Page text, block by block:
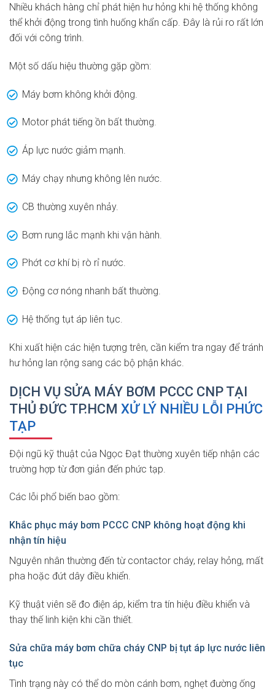
Nhiều khách hàng chỉ phát hiện hư hỏng khi hệ thống không
thể khởi động trong tình huống khẩn cấp. Đây là rủi ro rất lớn
đối với công trình.
Một số dấu hiệu thường gặp gồm:
Máy bơm không khởi động.
Motor phát tiếng ồn bất thường.
Áp lực nước giảm mạnh.
Máy chạy nhưng không lên nước.
CB thường xuyên nhảy.
Bơm rung lắc mạnh khi vận hành.
Phớt cơ khí bị rò rỉ nước.
Động cơ nóng nhanh bất thường.
Hệ thống tụt áp liên tục.
Khi xuất hiện các hiện tượng trên, cần kiểm tra ngay để tránh
hư hỏng lan rộng sang các bộ phận khác.
DỊCH VỤ SỬA MÁY BƠM PCCC CNP TẠI
THỦ ĐỨC TP.HCM XỬ LÝ NHIỀU LỖI PHỨC
TẠP
Đội ngũ kỹ thuật của Ngọc Đạt thường xuyên tiếp nhận các
trường hợp từ đơn giản đến phức tạp.
Các lỗi phổ biến bao gồm:
Khắc phục máy bơm PCCC CNP không hoạt động khi
nhận tín hiệu
Nguyên nhân thường đến từ contactor cháy, relay hỏng, mất
pha hoặc đứt dây điều khiển.
Kỹ thuật viên sẽ đo điện áp, kiểm tra tín hiệu điều khiển và
thay thế linh kiện khi cần thiết.
Sửa chữa máy bơm chữa cháy CNP bị tụt áp lực nước liên
tục
Tình trạng này có thể do mòn cánh bơm, nghẹt đường ống